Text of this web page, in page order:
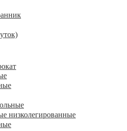
низколегированные